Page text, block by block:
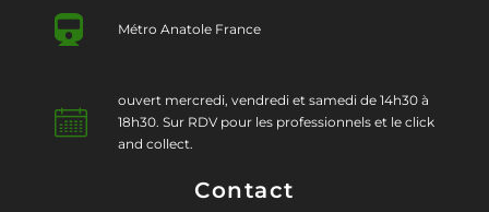
Métro Anatole France
ouvert mercredi, vendredi et samedi de 14h30 à
18h30. Sur RDV pour les professionnels et le click
and collect.
Contact